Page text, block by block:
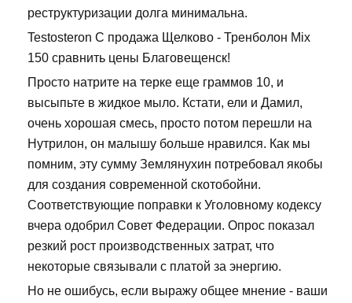
реструктуризации долга минимальна.
Testosteron C продажа Щелково - Тренболон Mix
150 сравнить цены Благовещенск!
Просто натрите на терке еще граммов 10, и
высыпьте в жидкое мыло. Кстати, ели и Дамил,
очень хорошая смесь, просто потом перешли на
Нутрилон, он малышу больше нравился. Как мы
помним, эту сумму Землянухин потребовал якобы
для создания современной скотобойни.
Соответствующие поправки к Уголовному кодексу
вчера одобрил Совет Федерации. Опрос показал
резкий рост производственных затрат, что
некоторые связывали с платой за энергию.
Но не ошибусь, если выражу общее мнение - ваши